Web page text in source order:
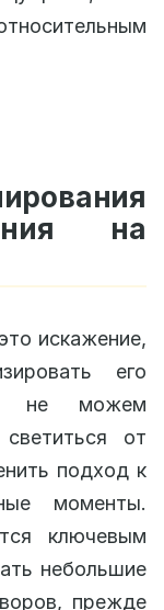
на
искажение,
его
не можем
от
подход к
моменты.
ключевым
небольшие
прежде